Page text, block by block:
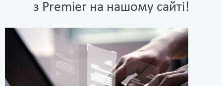
з Premier на нашому сайті!